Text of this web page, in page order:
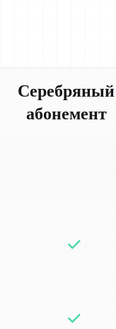
Серебряный
абонемент